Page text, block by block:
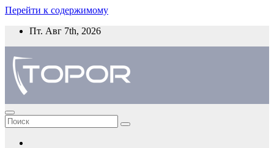
Перейти к содержимому
Пт. Авг 7th, 2026